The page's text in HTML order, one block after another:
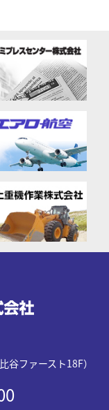
ファースト18F）